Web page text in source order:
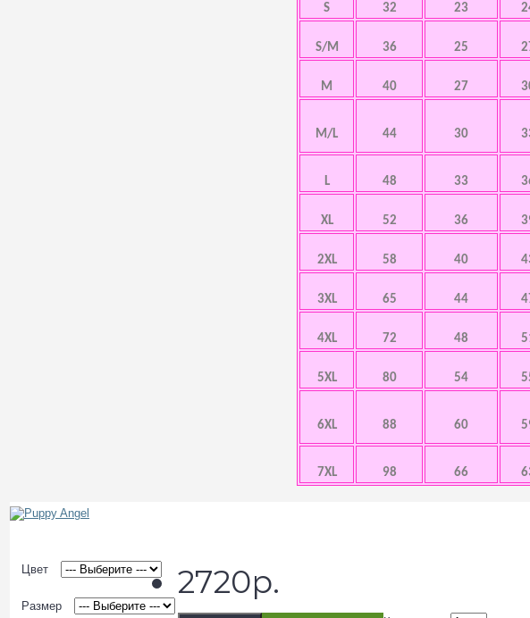
S 32 23
S/M 36 25
M 40 27
M/L 44 30
L 48 33
XL 52 36
2XL 58 40
3XL 65 44
4XL 72 48
5XL 80 54
6XL 88 60
7XL 98 66
Цвет
Размер
2720р.